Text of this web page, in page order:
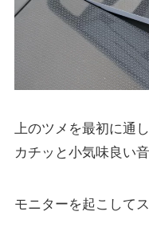
上のツメを最初に通
カチッと小気味良い
モニターを起こして